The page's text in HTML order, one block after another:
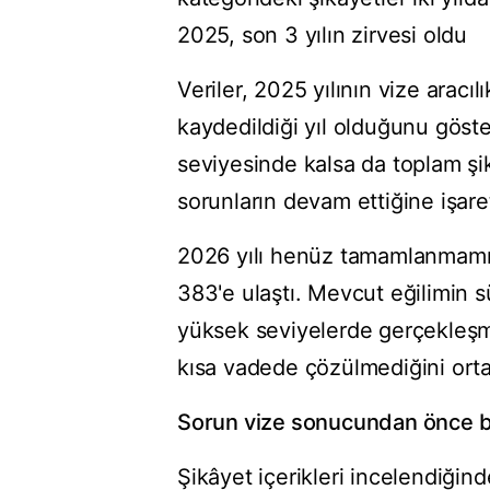
2025, son 3 yılın zirvesi oldu
Veriler, 2025 yılının vize
kaydedildiği yıl olduğunu
seviyesinde kalsa da toplam
sorunların devam ettiğine
2026 yılı henüz
383'e ulaştı. Mevcut eğilimin
yüksek seviyelerde
kısa vadede çözülmediğini
Sorun vize sonucundan önce
Şikâyet içerikleri